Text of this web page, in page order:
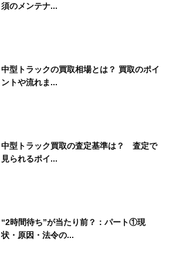
須のメンテナ...
中型トラックの買取相場とは？ 買取のポイ
ントや流れま...
中型トラック買取の査定基準は？ 査定で
見られるポイ...
“2時間待ち”が当たり前？：パート①現
状・原因・法令の...